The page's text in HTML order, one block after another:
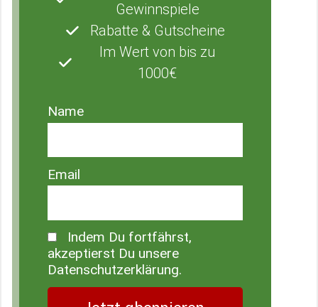
Gewinnspiele
Rabatte & Gutscheine
Im Wert von bis zu
1000€
Name
Email
Indem Du fortfährst,
akzeptierst Du unsere
Datenschutzerklärung.